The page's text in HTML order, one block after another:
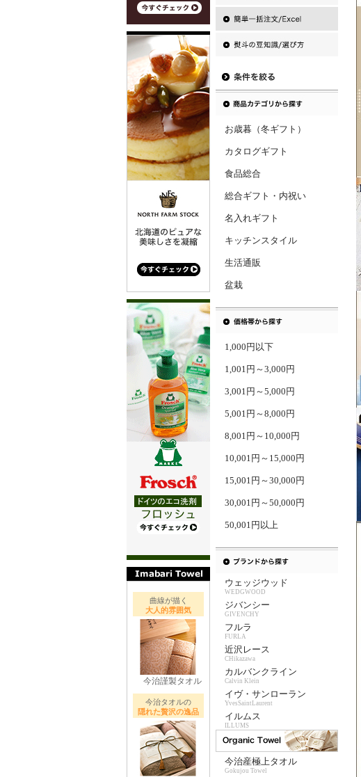
曲線が描く
大人的雰囲気
今治謹製タオル
今治タオルの
隠れた贅沢の逸品
お歳暮（冬ギフト）
カタログギフト
食品総合
総合ギフト・内祝い
名入れギフト
キッチンスタイル
生活通販
盆栽
1,000円以下
1,001円～3,000円
3,001円～5,000円
5,001円～8,000円
8,001円～10,000円
10,001円～15,000円
15,001円～30,000円
30,001円～50,000円
50,001円以上
ウェッジウッド
WEDGWOOD
ジバンシー
GIVENCHY
フルラ
FURLA
近沢レース
CHikazawa
カルバンクライン
Calvin Klein
イヴ・サンローラン
YvesSaintLaurent
イルムス
ILLUMS
今治産極上タオル
Gokujou Towel